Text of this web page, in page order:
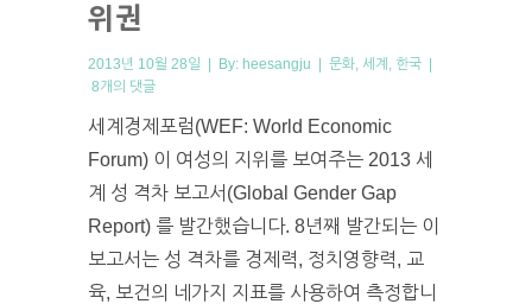
위권
2013년 10월 28일 | By: heesangju | 문화 세계 한국 |
8개의 댓글
세계경제포럼(WEF: World Economic
Forum) 이 여성의 지위를 보여주는 2013 세
계 성 격차 보고서(Global Gender Gap
Report) 를 발간했습니다. 8년째 발간되는 이
보고서는 성 격차를 경제력, 정치영향력, 교
육, 보건의 네가지 지표를 사용하여 측정합니